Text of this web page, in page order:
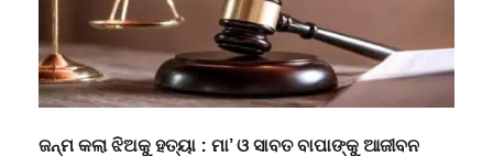
ଜନ୍ମ କଲା ଝିଅକୁ ହତ୍ୟା : ମା’ ଓ ସାବତ ବାପାଙ୍କୁ ଆଜୀବନ